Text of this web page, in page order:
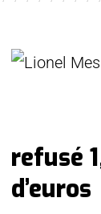
refusé
d’euros